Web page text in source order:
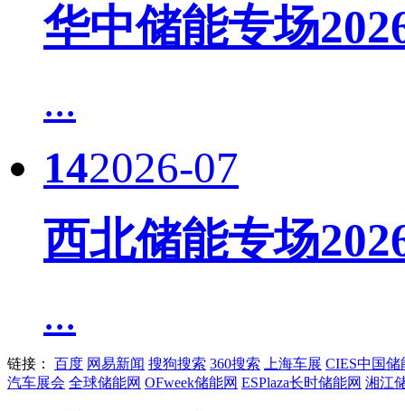
华中储能专场
...
142026-07
西北储能专场
...
链接： 百度 网易新闻 搜狗搜索 360搜索 上海车展 CIES中国储
汽车展会 全球储能网 OFweek储能网 ESPlaza长时储能网 湘江